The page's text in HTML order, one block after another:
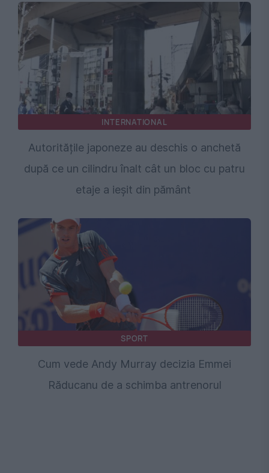
INTERNATIONAL
Autoritățile japoneze au deschis o anchetă
după ce un cilindru înalt cât un bloc cu patru
etaje a ieșit din pământ
SPORT
Cum vede Andy Murray decizia Emmei
Răducanu de a schimba antrenorul